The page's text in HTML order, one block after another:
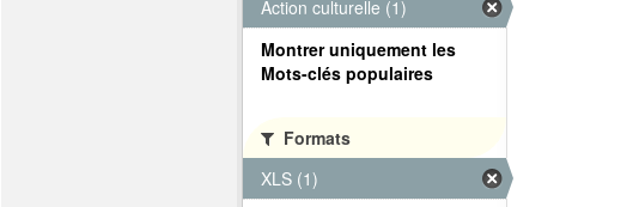
Action culturelle (1)
Montrer uniquement les
Mots-clés populaires
Formats
XLS (1)